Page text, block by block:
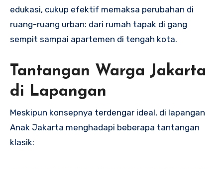
edukasi, cukup efektif memaksa perubahan di
ruang-ruang urban: dari rumah tapak di gang
sempit sampai apartemen di tengah kota.
Tantangan Warga Jakarta
di Lapangan
Meskipun konsepnya terdengar ideal, di lapangan
Anak Jakarta menghadapi beberapa tantangan
klasik: